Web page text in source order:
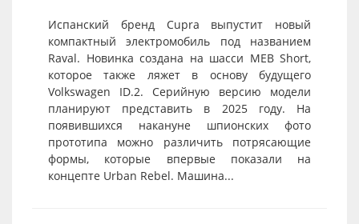
Испанский бренд Cupra выпустит новый
компактный электромобиль под названием
Raval. Новинка создана на шасси MEB Short,
которое также ляжет в основу будущего
Volkswagen ID.2. Серийную версию модели
планируют представить в 2025 году. На
появившихся накануне шпионских фото
прототипа можно различить потрясающие
формы, которые впервые показали на
концепте Urban Rebel. Машина...